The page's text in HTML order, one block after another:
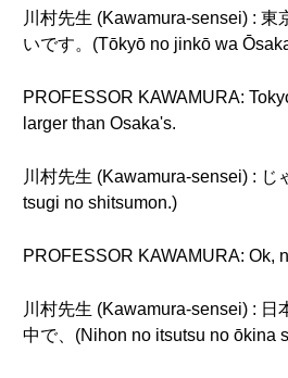
川村先生 (Kawamura-sensei) : 東
いです。(Tōkyō no jinkō wa
PROFESSOR KAWAMURA:
larger than Osaka's.
川村先生 (Kawamura-sensei) : じ
tsugi no shitsumon.)
PROFESSOR KAWAMURA: Ok,
川村先生 (Kawamura-sensei) : 日
中で、(Nihon no itsutsu no ōkina